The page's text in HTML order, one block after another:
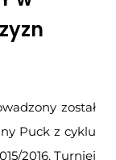
został
Puck z cyklu
2016. Turniej